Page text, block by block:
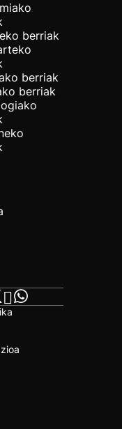
berriak
berriak
berriak